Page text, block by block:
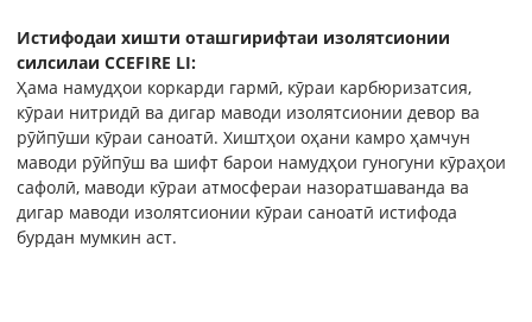
Истифодаи хишти оташгирифтаи изолятсионии
силсилаи CCEFIRE LI:
Ҳама намудҳои коркарди гармӣ, кӯраи карбюризатсия,
кӯраи нитридӣ ва дигар маводи изолятсионии девор ва
рӯйпӯши кӯраи саноатӣ. Хиштҳои оҳани камро ҳамчун
маводи рӯйпӯш ва шифт барои намудҳои гуногуни кӯраҳои
сафолӣ, маводи кӯраи атмосфераи назоратшаванда ва
дигар маводи изолятсионии кӯраи саноатӣ истифода
бурдан мумкин аст.